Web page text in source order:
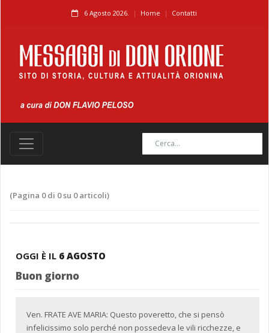
6 Agosto 2026. Home Contatti
(Pagina 0 di 0 su 0 articoli)
OGGI È IL 6 AGOSTO
Buon giorno
Ven. FRATE AVE MARIA: Questo poveretto, che si pensò
infelicissimo solo perché non possedeva le vili ricchezze, e